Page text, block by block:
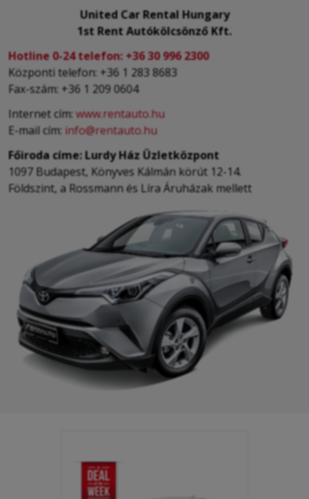
United Car Rental Hungary
1st Rent Autókölcsönző Kft.
Hotline 0-24 telefon: +36 30 996 2300
Központi telefon: +36 1 283 8683
Fax-szám: +36 1 209 0604
Internet cím: www.rentauto.hu
E-mail cím: info@rentauto.hu
Főiroda címe: Lurdy Ház Üzletközpont
1097 Budapest, Könyves Kálmán körút 12-14.
Földszint, a Rossmann és Líra Áruházak mellett